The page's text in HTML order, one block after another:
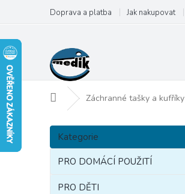
obsah
Doprava a platba Jak nakupovat
Domů Záchranné tašky a kufříky
P
s
Přeskočit
kategorie
Kategorie
PRO DOMÁCÍ POUŽITÍ
PRO DĚTI